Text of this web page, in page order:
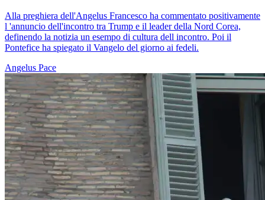
Alla preghiera dell'Angelus Francesco ha commentato positivamente
l 'annuncio dell'incontro tra Trump e il leader della Nord Corea,
definendo la notizia un esempo di cultura dell incontro. Poi il
Pontefice ha spiegato il Vangelo del giorno ai fedeli.
Angelus Pace